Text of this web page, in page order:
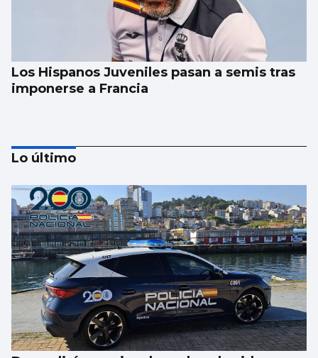
Los Hispanos Juveniles pasan a semis tras
imponerse a Francia
FÚTBOL
La gobernanza de la FIFA genera dudas
Lo último